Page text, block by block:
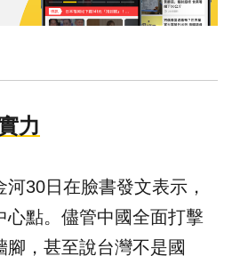
力
河30日在臉書發文表示，
心點。儘管中國全面打擊
腳，甚至說台灣不是國